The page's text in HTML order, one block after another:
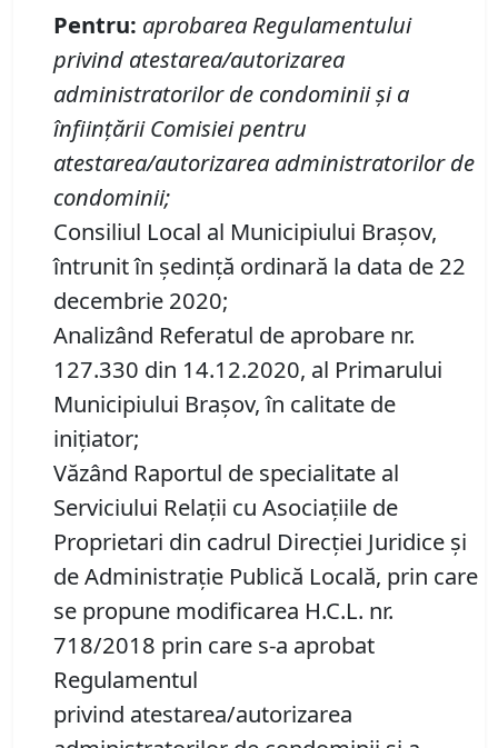
Pentru: aprobarea Regulamentului
privind atestarea/autorizarea
administratorilor de condominii şi a
înfiinţării Comisiei pentru
atestarea/autorizarea administratorilor de
condominii;
Consiliul Local al Municipiului Brașov,
întrunit în ședință ordinară la data de 22
decembrie 2020;
Analizând Referatul de aprobare nr.
127.330 din 14.12.2020, al Primarului
Municipiului Braşov, în calitate de
inițiator;
Văzând Raportul de specialitate al
Serviciului Relaţii cu Asociaţiile de
Proprietari din cadrul Direcţiei Juridice şi
de Administraţie Publică Locală, prin care
se propune modificarea H.C.L. nr.
718/2018 prin care s-a aprobat
Regulamentul
privind atestarea/autorizarea